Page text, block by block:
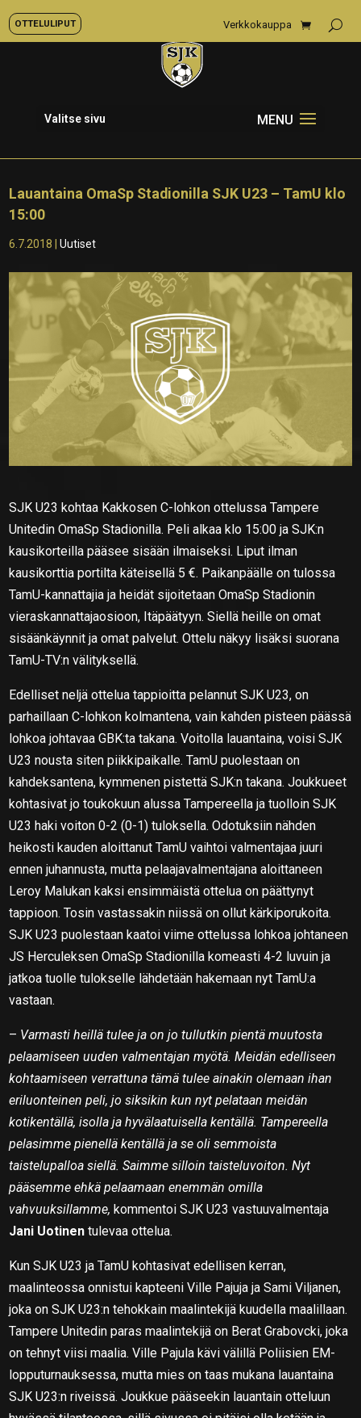
OTTELULIPUT Verkkokauppa
Valitse sivu
Lauantaina OmaSp Stadionilla SJK U23 – TamU klo
15:00
6.7.2018 |Uutiset
SJK U23 kohtaa Kakkosen C-lohkon ottelussa Tampere
Unitedin OmaSp Stadionilla. Peli alkaa klo 15:00 ja SJK:n
kausikorteilla pääsee sisään ilmaiseksi. Liput ilman
kausikorttia portilta käteisellä 5 €. Paikanpäälle on tulossa
TamU-kannattajia ja heidät sijoitetaan OmaSp Stadionin
vieraskannattajaosioon, Itäpäätyyn. Siellä heille on omat
sisäänkäynnit ja omat palvelut. Ottelu näkyy lisäksi suorana
TamU-TV:n välityksellä.
Edelliset neljä ottelua tappioitta pelannut SJK U23, on
parhaillaan C-lohkon kolmantena, vain kahden pisteen päässä
lohkoa johtavaa GBK:ta takana. Voitolla lauantaina, voisi SJK
U23 nousta siten piikkipaikalle. TamU puolestaan on
kahdeksantena, kymmenen pistettä SJK:n takana. Joukkueet
kohtasivat jo toukokuun alussa Tampereella ja tuolloin SJK
U23 haki voiton 0-2 (0-1) tuloksella. Odotuksiin nähden
heikosti kauden aloittanut TamU vaihtoi valmentajaa juuri
ennen juhannusta, mutta pelaajavalmentajana aloittaneen
Leroy Malukan kaksi ensimmäistä ottelua on päättynyt
tappioon. Tosin vastassakin niissä on ollut kärkiporukoita.
SJK U23 puolestaan kaatoi viime ottelussa lohkoa johtaneen
JS Herculeksen OmaSp Stadionilla komeasti 4-2 luvuin ja
jatkoa tuolle tulokselle lähdetään hakemaan nyt TamU:a
vastaan.
– Varmasti heillä tulee ja on jo tullutkin pientä muutosta
pelaamiseen uuden valmentajan myötä. Meidän edelliseen
kohtaamiseen verrattuna tämä tulee ainakin olemaan ihan
eriluonteinen peli, jo siksikin kun nyt pelataan meidän
kotikentällä, isolla ja hyvälaatuisella kentällä. Tampereella
pelasimme pienellä kentällä ja se oli semmoista
taistelupalloa siellä. Saimme silloin taisteluvoiton. Nyt
pääsemme ehkä pelaamaan enemmän omilla
vahvuuksillamme, kommentoi SJK U23 vastuuvalmentaja
Jani Uotinen tulevaa ottelua.
Kun SJK U23 ja TamU kohtasivat edellisen kerran,
maalinteossa onnistui kapteeni Ville Pajuja ja Sami Viljanen,
joka on SJK U23:n tehokkain maalintekijä kuudella maalillaan.
Tampere Unitedin paras maalintekijä on Berat Grabovcki, joka
on tehnyt viisi maalia. Ville Pajula kävi välillä Poliisien EM-
lopputurnauksessa, mutta mies on taas mukana lauantaina
SJK U23:n riveissä. Joukkue pääseekin lauantain otteluun